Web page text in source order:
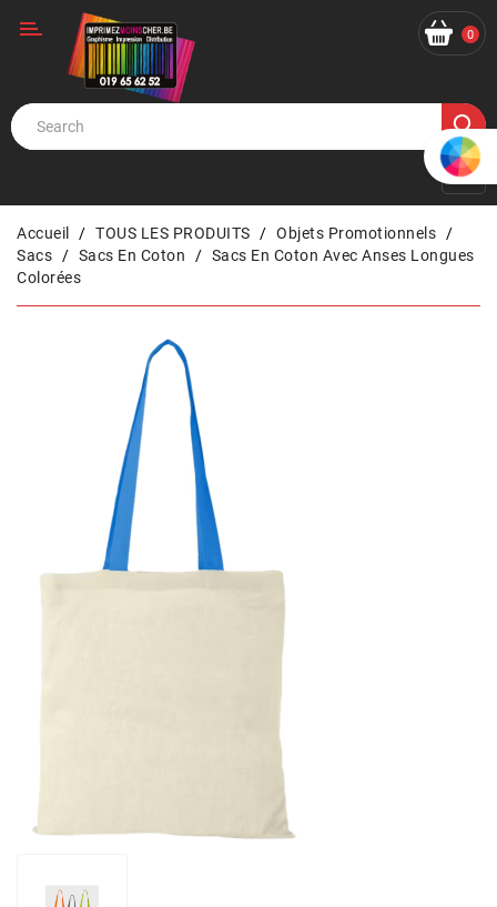
Catégorie
0
Accueil TOUS LES PRODUITS
Objets Promotionnels
Sacs
Sacs En Coton
Sacs En Coton Avec Anses Longues
Colorées